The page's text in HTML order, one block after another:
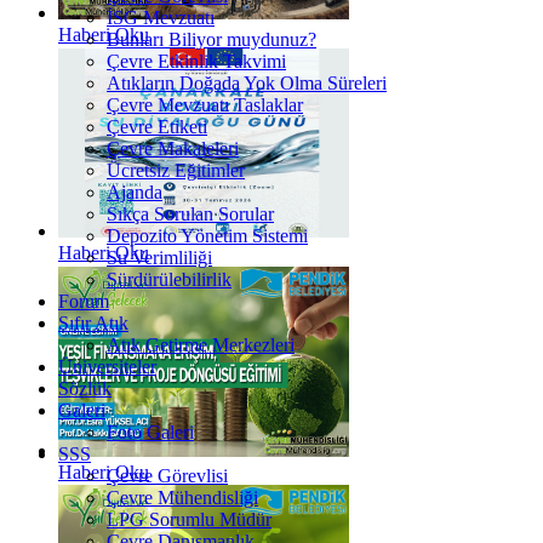
Haberi Oku
Haberi Oku
Haberi Oku
İSG Mevzuatı
Bunları Biliyor muydunuz?
Çevre Etkinlik Takvimi
Atıkların Doğada Yok Olma Süreleri
Çevre Mevzuatı Taslaklar
Çevre Etiketi
Çevre Makaleleri
Ücretsiz Eğitimler
Ajanda
Sıkça Sorulan Sorular
Depozito Yönetim Sistemi
Su Verimliliği
Sürdürülebilirlik
Forum
Sıfır Atık
Atık Getirme Merkezleri
Üniversiteler
Sözlük
Galeri
Foto Galeri
SSS
Çevre Görevlisi
Çevre Mühendisliği
LPG Sorumlu Müdür